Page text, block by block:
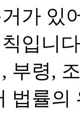
가 있
입니
부령,
법률